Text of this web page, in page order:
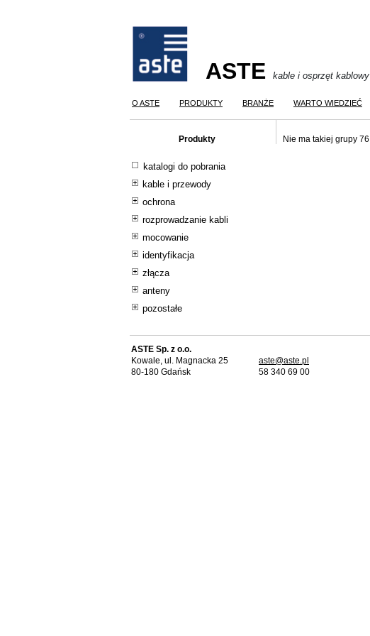
ASTE kable i osprzęt kablowy
O ASTE PRODUKTY BRANŻE WARTO WIEDZIEĆ
Produkty
katalogi do pobrania
kable i przewody
ochrona
rozprowadzanie kabli
mocowanie
identyfikacja
złącza
anteny
pozostałe
Nie ma takiej grupy 76
ASTE Sp. z o.o.
Kowale, ul. Magnacka 25
aste@aste.pl
80-180 Gdańsk
58 340 69 00